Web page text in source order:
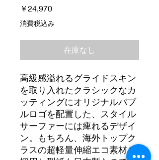
￥24,970価
消費税込み
在庫なし
高級感溢れるグライドスキン
を取り入れたクラシックなカ
ッティングにオリジナルバブ
ルロゴを配置した、スタイル
サーファーには痺れるデザイ
ン。もちろん、海外トップク
ラスの超軽量伸縮エコ素材を